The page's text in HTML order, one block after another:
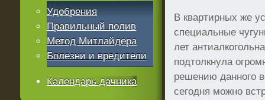
В квартирных же
специальные
лет
подтолкнула
решению данного
сегодня можно
Удобрения
Правильный полив
Метод Митлайдера
Болезни и вредители
Календарь дачника